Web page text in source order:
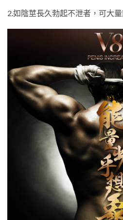
2.如陰莖長久勃起不泄者，可大